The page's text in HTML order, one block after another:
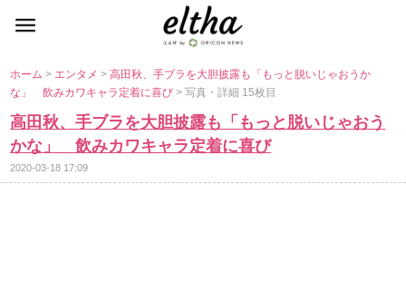
ホーム> エンタメ>高田秋、手ブラを大胆披露も「もっと脱いじゃおうか
な」 飲みカワキャラ定着に喜び> 写真・詳細 15枚目
高田秋、手ブラを大胆披露も「もっと脱いじゃおう
かな」 飲みカワキャラ定着に喜び
2020-03-18 17:09